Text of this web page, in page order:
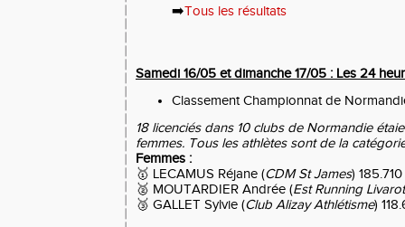
➡️Tous les résultats
Samedi 16/05 et dimanche 17/05 : Les 24
Classement Championnat de
18 licenciés dans 10 clubs de Normandie
femmes. Tous les athlètes sont de la
Femmes :
🥇 LECAMUS Réjane (CDM St James)
🥈 MOUTARDIER Andrée (Est Running Livarot
🥉 GALLET Sylvie (Club Alizay Athlétisme)